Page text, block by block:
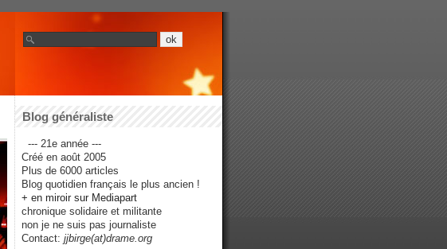
Blog généraliste
--- 21e année ---
Créé en août 2005
Plus de 6000 articles
Blog quotidien français le plus ancien !
+ en miroir sur Mediapart
chronique solidaire et militante
non je ne suis pas journaliste
Contact: jjbirge(at)drame.org